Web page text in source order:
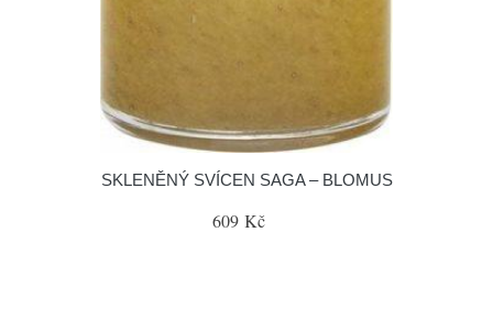
SKLENĚNÝ SVÍCEN SAGA – BLOMUS
609 Kč